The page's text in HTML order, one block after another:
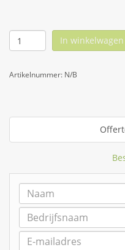
In winkelwagen
Artikelnummer: N/B